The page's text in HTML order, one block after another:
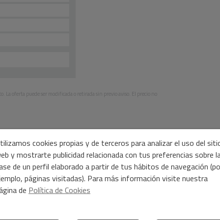
oferta puede ser modificada o retirada sin previo aviso. El precio no
propiedades
cookies propias y de terceros para analizar el uso del
y mostrarte publicidad relacionada con tus preferencias sobre
de un perfil elaborado a partir de tus hábitos de navegación
páginas visitadas). Para más información visite nuestra
de Política de Cookies